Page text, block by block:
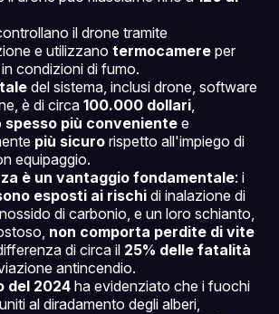
il drone tramite
e utilizzano termocamere per
condizioni di fumo.
del sistema, inclusi drone, software
è di circa100.000 dollari
spesso più conveniente e
più sicuro rispetto all'impiego di
equipaggio.
è un vantaggio fondamentale: i
esposti ai rischidi inalazione di
di carbonio, e un loro schianto,
non comporta perdite di vite
di circa il 25% delle fatalità
antincendio.
del 2024 ha evidenziato che i fuochi
al diradamento degli alberi,